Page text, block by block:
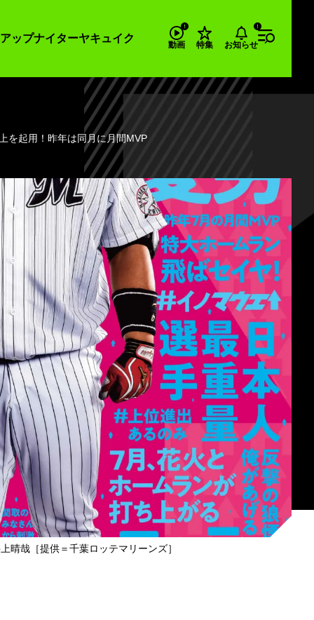
ップナイターヤキュイク
動画 特集 お知らせ
を起用！昨年は同月に月間MVP
晴哉［提供＝千葉ロッテマリーンズ］